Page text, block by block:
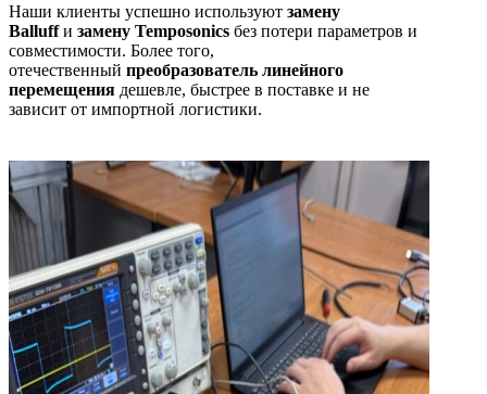
Наши клиенты успешно используют замену
Balluffи замену Temposonics без потери параметров и
совместимости. Более того,
отечественный преобразователь линейного
перемещения дешевле, быстрее в поставке и не
зависит от импортной логистики.